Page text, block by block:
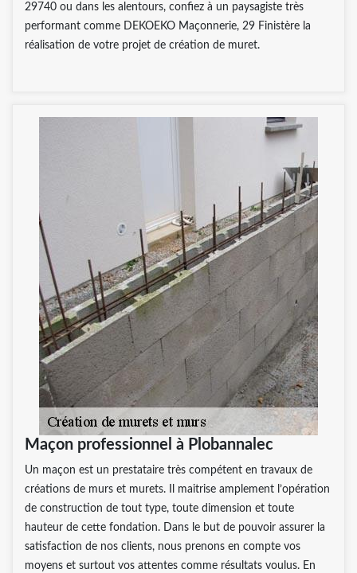
29740 ou dans les alentours, confiez à un paysagiste très
performant comme DEKOEKO Maçonnerie, 29 Finistère la
réalisation de votre projet de création de muret.
Maçon professionnel à Plobannalec
Un maçon est un prestataire très compétent en travaux de
créations de murs et murets. Il maitrise amplement l’opération
de construction de tout type, toute dimension et toute
hauteur de cette fondation. Dans le but de pouvoir assurer la
satisfaction de nos clients, nous prenons en compte vos
moyens et surtout vos attentes comme résultats voulus. En